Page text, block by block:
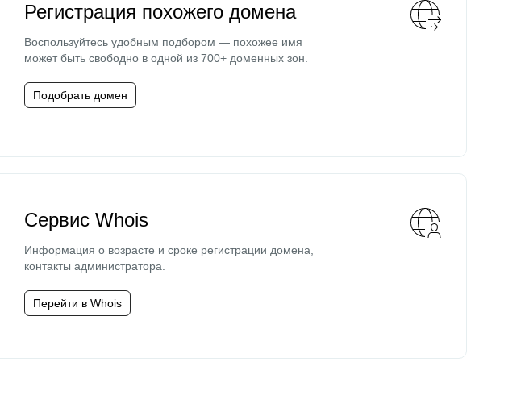
Регистрация похожего домена
Воспользуйтесь удобным подбором — похожее имя
может быть свободно в одной из 700+ доменных зон.
Подобрать домен
Сервис Whois
Информация о возрасте и сроке регистрации домена,
контакты администратора.
Перейти в Whois